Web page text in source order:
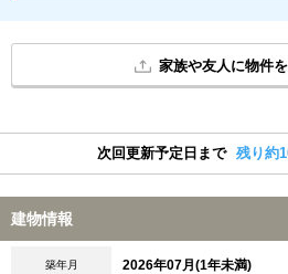
家族や友人に物件
次回更新予定日まで 残り約
建物情報
築年月 2026年07月(1年未満)